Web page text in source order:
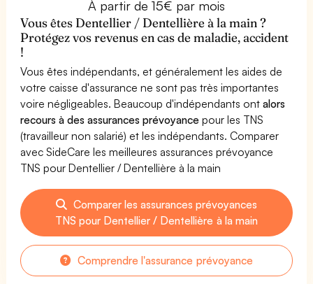
À partir de 15€ par mois
Vous êtes Dentellier / Dentellière à la main ?
Protégez vos revenus en cas de maladie, accident
!
Vous êtes indépendants, et généralement les aides de
votre caisse d'assurance ne sont pas très importantes
voire négligeables. Beaucoup d'indépendants ontalors
recours à des assurances prévoyance pour les TNS
(travailleur non salarié) et les indépendants. Comparer
avec SideCare les meilleures assurances prévoyance
TNS pour Dentellier / Dentellière à la main
Comparer les assurances prévoyances
TNS pour Dentellier / Dentellière à la main
Comprendre l'assurance prévoyance